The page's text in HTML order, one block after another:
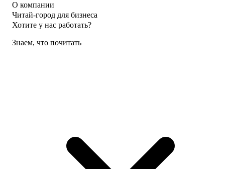
О компании
Читай-город для бизнеса
Хотите у нас работать?
Знаем, что почитать